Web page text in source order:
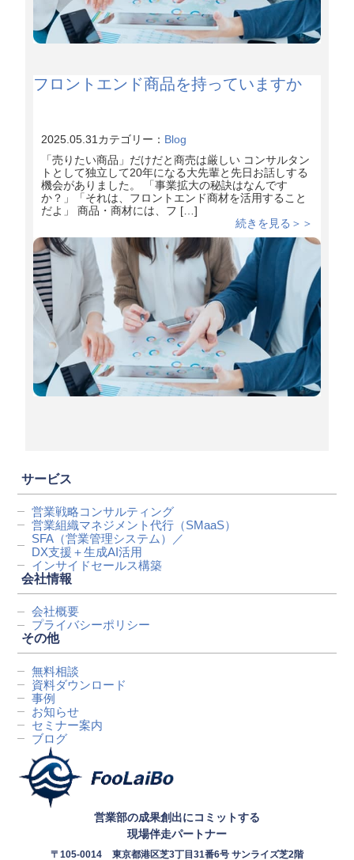
フロントエンド商品を持っていますか
2025.05.31カテゴリー： Blog
「売りたい商品」だけだと商売は厳しい コンサルタン
トとして独立して20年になる大先輩と先日お話しする
機会がありました。 「事業拡大の秘訣はなんです
か？」「それは、フロントエンド商材を活用すること
だよ」 商品・商材には、フ […]
続きを見る＞＞
営業部の成果創出にコミットする
現場伴走パートナー
〒105-0014 東京都港区芝3丁目31番6号 サンライズ芝2階
サービス
営業戦略コンサルティング
営業組織マネジメント代行 （SMaaS）
SFA（営業管理システム）／
DX支援＋生成AI活用
インサイドセールス構築
会社情報
会社概要
プライバシーポリシー
その他
無料相談
資料ダウンロード
事例
お知らせ
セミナー案内
ブログ